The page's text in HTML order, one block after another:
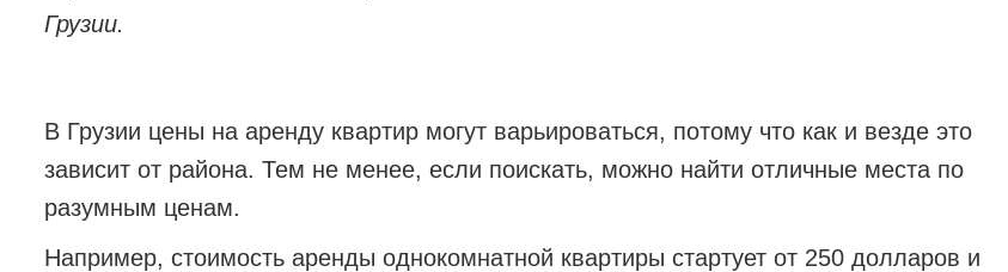
Грузии.
В Грузии цены на аренду квартир могут варьироваться, потому что как и везде это
зависит от района. Тем не менее, если поискать, можно найти отличные места по
разумным ценам.
Например, стоимость аренды однокомнатной квартиры стартует от 250 долларов и